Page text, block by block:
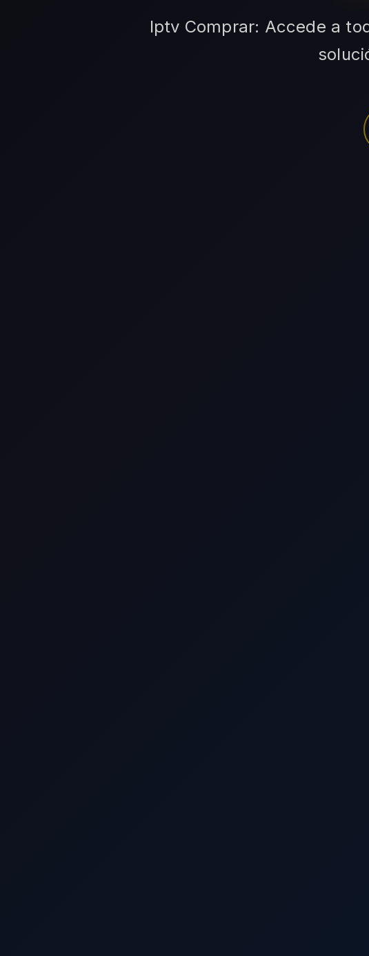
Iptv Comprar: Accede a